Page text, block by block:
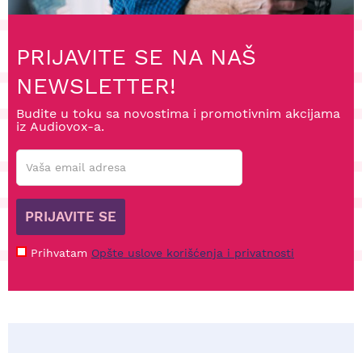
PRIJAVITE SE NA NAŠ
NEWSLETTER!
Budite u toku sa novostima i promotivnim akcijama
iz Audiovox-a.
PRIJAVITE SE
Prihvatam Opšte uslove korišćenja i privatnosti